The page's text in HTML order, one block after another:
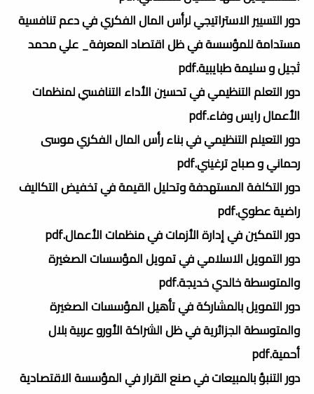
دور التسيير الاستراتيجي لرأس المال الفكري في دعم تنافسية
مستدامة للمؤسسة في ظل اقتصاد المعرفة_ علي محمد
ثجيل و سليمة طبايبية.pdf
دور التعلم التنظيمي في تحسين الأداء التنافسي لمنظمات
الأعمال رايس وفاء.pdf
دور التعيلم التنظيمي في بناء رأس المال الفكري موسى
رحماني و صباح ترغيني.pdf
دور التكلفة المستهدفة وتحليل القيمة في تخفيض التكاليف
راضية عطوي.pdf
دور التمكين في إدارة الأزمات في منظمات الأعمال.pdf
دور التمويل الاسلامي في تمويل المؤسسات الصغيرة
والمتوسطة خالدي خديجة.pdf
دور التمويل بالمشاركة في تأهيل المؤسسات الصغيرة
والمتوسطة الجزائرية في ظل الشراكة الأورو عربية بلال
أحمية.pdf
دور التنبؤ بالمبيعات في صنع القرار في المؤسسة الاقتصادية